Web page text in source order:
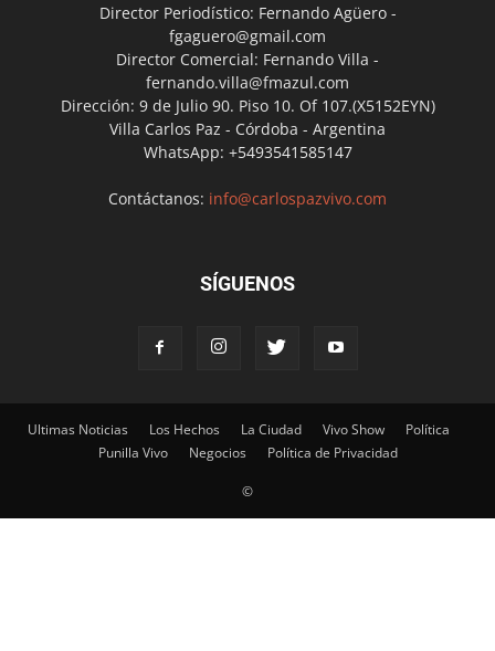
Director Periodístico: Fernando Agüero -
fgaguero@gmail.com
Director Comercial: Fernando Villa -
fernando.villa@fmazul.com
Dirección: 9 de Julio 90. Piso 10. Of 107.(X5152EYN)
Villa Carlos Paz - Córdoba - Argentina
WhatsApp: +5493541585147
Contáctanos: info@carlospazvivo.com
SÍGUENOS
Ultimas Noticias Los Hechos La Ciudad Vivo Show
Política
Punilla Vivo
Negocios Política de Privacidad
©